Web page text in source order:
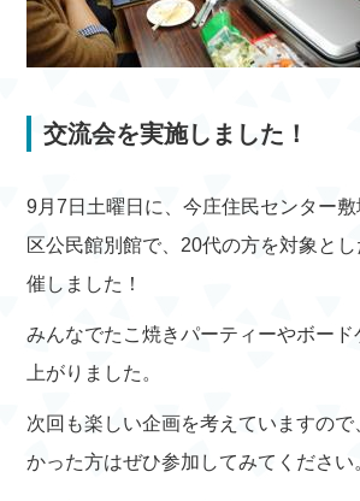
交流会を実施しました！
9月7日土曜日に、今庄住民センター
区公民館別館で、20代の方を対象と
催しました！
みんなでたこ焼きパーティーやボード
上がりました。
次回も楽しい企画を考えていますの
かった方はぜひ参加してみてください